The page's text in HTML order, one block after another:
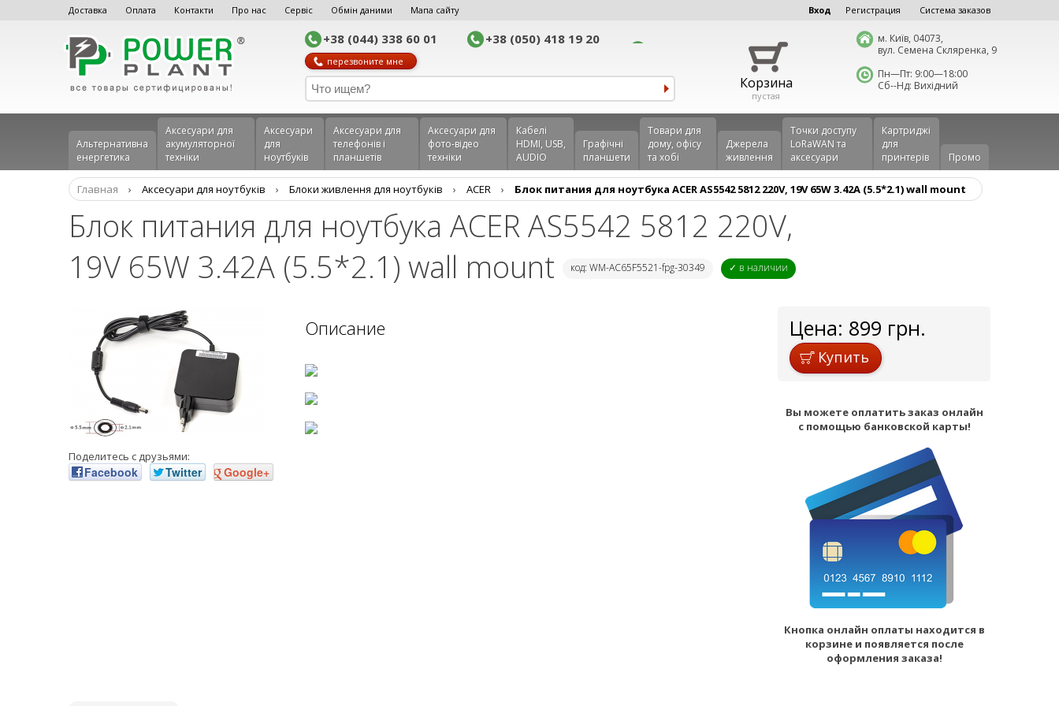
Доставка Оплата Контакти Про нас Сервіс Обмін даними Мапа сайту Вход Регистрация Система заказов
+38 (044) 338 60 01 +38 (050) 418 19 20
перезвоните мне
Корзина
пустая
м. Київ, 04073,
вул. Семена Скляренка, 9
Пн—Пт: 9:00—18:00
Сб--Нд: Вихідний
Альтернативна
енергетика
Аксесуари для
акумуляторної
техніки
Аксесуари
для
ноутбуків
Аксеcуари для
телефонів і
планшетів
Аксесуари для
фото-відео
техніки
Кабелі
HDMI, USB,
AUDIO
Графічні
планшети
Товари для
дому, офісу
та хобі
Джерела
живлення
Точки доступу
LoRaWAN та
аксесуари
Картриджі
для
принтерів
Промо
Главная › Аксесуари для ноутбуків › Блоки живлення для ноутбуків › ACER › Блок питания для ноутбука ACER AS5542 5812 220V, 19V 65W 3.42A (5.5*2.1) wall mount
Блок питания для ноутбука ACER AS5542 5812 220V,
19V 65W 3.42A (5.5*2.1) wall mount
код: WM-AC65F5521-fpg-30349 ✓ в наличии
Поделитесь с друзьями:
Facebook Twitter Google+
Описание Цена: 899 грн.
Купить
Вы можете оплатить заказ онлайн
с помощью банковской карты!
Кнопка онлайн оплаты находится в
корзине и появляется после
оформления заказа!